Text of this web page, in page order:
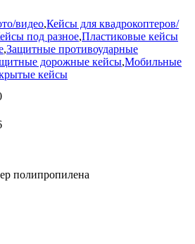
видео,Кейсы для квадрокоптеров/
под разное,Пластиковые кейсы
,Защитные противоударные
дорожные кейсы,Мобильные
кейсы
полипропилена